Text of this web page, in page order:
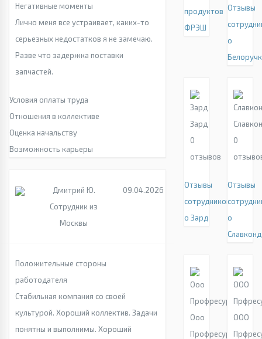
Негативные моменты
Лично меня все устраивает, каких-то
серьезных недостатков я не замечаю.
Разве что задержка поставки
запчастей.
Условия оплаты труда
Отношения в коллективе
Оценка начальству
Возможность карьеры
Дмитрий Ю.
Сотрудник из
Москвы
09.04.2026
Положительные стороны
работодателя
Стабильная компания со своей
культурой. Хороший коллектив. Задачи
понятны и выполнимы. Хороший
продуктов
ФРЭШ
Отзывы
о
Зард
0
отзывов
Отзывы
сотрудников
о Зард
0
Отзывы
о
Славконд
Ооо
Профресурс
ООО